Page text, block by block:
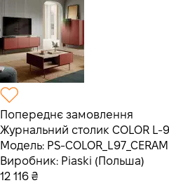
Попереднє замовлення
Журнальний столик COLOR L-
Модель: PS-
Виробник: Piaski (Польша)
12 116 ₴